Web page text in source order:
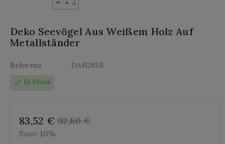
Deko Seevögel Aus Weißem Holz Auf
Metallständer
Referenz
: DAN285S
check In Stock
83,52 € 92,80 €
Save 10%